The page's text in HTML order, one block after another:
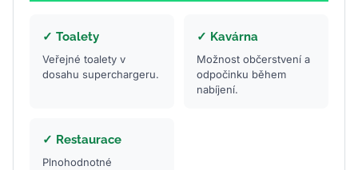
✓ Toalety
Veřejné toalety v
dosahu superchargeru.
✓ Kavárna
Možnost občerstvení a
odpočinku během
nabíjení.
✓ Restaurace
Plnohodnotné